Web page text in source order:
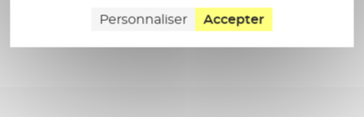
solutions et infrastructures conçues et opérées
par ses équipes.
Personnaliser Accepter